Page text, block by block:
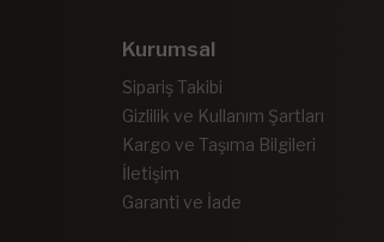
Kurumsal
Sipariş Takibi
Gizlilik ve Kullanım Şartları
Kargo ve Taşıma Bilgileri
İletişim
Garanti ve İade